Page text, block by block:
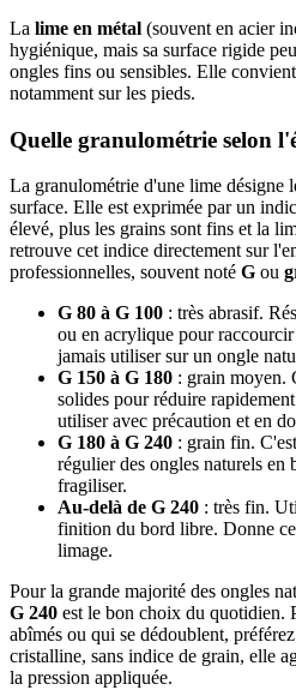
La lime en métal (souvent en acier
hygiénique, mais sa surface rigide
ongles fins ou sensibles. Elle
notamment sur les pieds.
Quelle granulométrie selon
La granulométrie d'une lime désigne
surface. Elle est exprimée par un
élevé, plus les grains sont fins et la
retrouve cet indice directement sur
professionnelles, souvent noté G ou
G 80 à G 100 : très abrasif.
ou en acrylique pour
jamais utiliser sur un ongle
G 150 à G 180 : grain moyen.
solides pour réduire
utiliser avec précaution et en
G 180 à G 240 : grain fin.
régulier des ongles naturels en
fragiliser.
Au-delà de G 240 : très fin.
finition du bord libre. Donne
limage.
Pour la grande majorité des ongles
G 240 est le bon choix du quotidien.
abîmés ou qui se dédoublent,
cristalline, sans indice de grain, elle
la pression appliquée.